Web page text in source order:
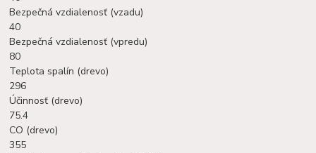
Bezpečná vzdialenosť (vzadu)
40
Bezpečná vzdialenosť (vpredu)
80
Teplota spalín (drevo)
296
Účinnosť (drevo)
75.4
CO (drevo)
355